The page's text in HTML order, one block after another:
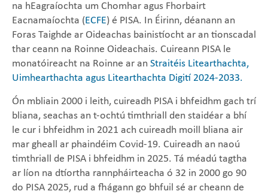
na hEagraíochta um Chomhar agus Fhorbairt
Eacnamaíochta (ECFE) é PISA. In Éirinn, déanann an
Foras Taighde ar Oideachas bainistíocht ar an tionscadal
thar ceann na Roinne Oideachais. Cuireann PISA le
monatóireacht na Roinne ar an Straitéis Litearthachta,
Uimhearthachta agus Litearthachta Digití 2024-2033.
Ón mbliain 2000 i leith, cuireadh PISA i bhfeidhm gach trí
bliana, seachas an t-ochtú timthriall den staidéar a bhí
le cur i bhfeidhm in 2021 ach cuireadh moill bliana air
mar gheall ar phaindéim Covid-19. Cuireadh an naoú
timthriall de PISA i bhfeidhm in 2025. Tá méadú tagtha
ar líon na dtíortha rannpháirteacha ó 32 in 2000 go 90
do PISA 2025, rud a fhágann go bhfuil sé ar cheann de